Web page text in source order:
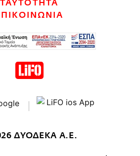
ΤΑΥΤΟΤΗΤΑ
ΔΥΟΔΕΚΑ Α.Ε.